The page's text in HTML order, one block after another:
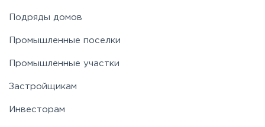
Подряды домов
Промышленные поселки
Промышленные участки
Застройщикам
Инвесторам